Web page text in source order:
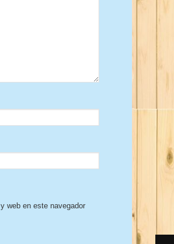
web en este navegador